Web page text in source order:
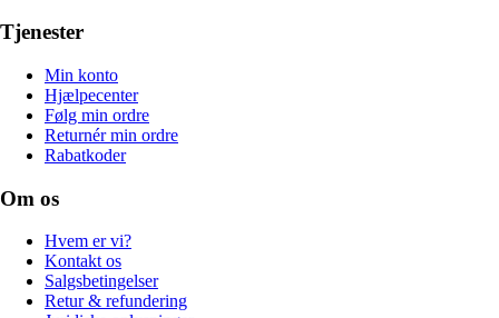
Tjenester
Min konto
Hjælpecenter
Følg min ordre
Returnér min ordre
Rabatkoder
Om os
Hvem er vi?
Kontakt os
Salgsbetingelser
Retur & refundering